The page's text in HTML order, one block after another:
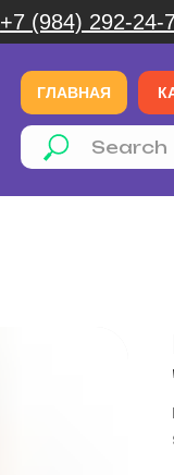
+7 (984) 292-24-
ГЛАВНАЯ